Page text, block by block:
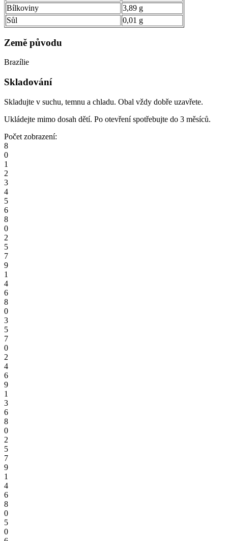
Bílkoviny
3,89 g
Sůl
0,01 g
Země původu
Brazílie
Skladování
Skladujte v suchu, temnu a chladu. Obal vždy dobře uzavřete.
Ukládejte mimo dosah dětí. Po otevření spotřebujte do 3 měsíců.
Počet zobrazení:
8
0
1
2
3
4
5
6
8
0
2
5
7
9
1
4
6
8
0
3
5
7
0
2
4
6
9
1
3
6
8
0
2
5
7
9
1
4
6
8
0
5
0